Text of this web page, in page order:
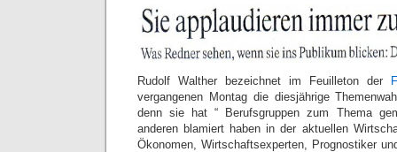
Rudolf Walther bezeichnet im Feuilleton der
vergangenen Montag die diesjährige
denn sie hat “ Berufsgruppen zum Thema
anderen blamiert haben in der aktuellen
Ökonomen, Wirtschaftsexperten, Prognostiker